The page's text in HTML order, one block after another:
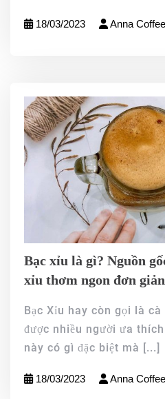
18/03/2023 Anna Coffee
Bạc xỉu là gì? Nguồn
xỉu thơm ngon đơn
Bạc Xỉu hay còn gọi là
được nhiều người ưa
này có gì đặc biệt mà [...]
18/03/2023 Anna Coffee